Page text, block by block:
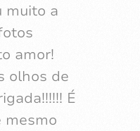
muito a
amor!
olhos de
É
mesmo
faz
pouco
um lado,
do
com